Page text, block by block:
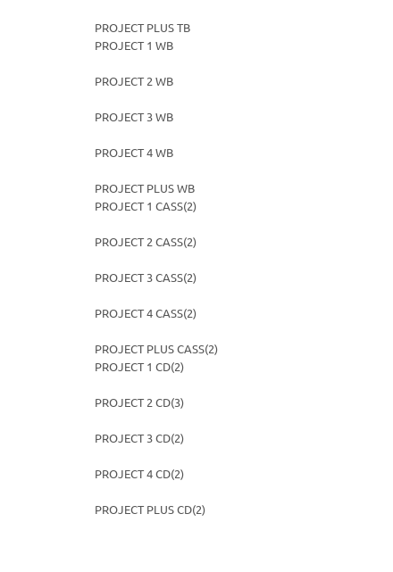
PROJECT PLUS TB
PROJECT 1 WB
PROJECT 2 WB
PROJECT 3 WB
PROJECT 4 WB
PROJECT PLUS WB
PROJECT 1 CASS(2)
PROJECT 2 CASS(2)
PROJECT 3 CASS(2)
PROJECT 4 CASS(2)
PROJECT PLUS CASS(2)
PROJECT 1 CD(2)
PROJECT 2 CD(3)
PROJECT 3 CD(2)
PROJECT 4 CD(2)
PROJECT PLUS CD(2)